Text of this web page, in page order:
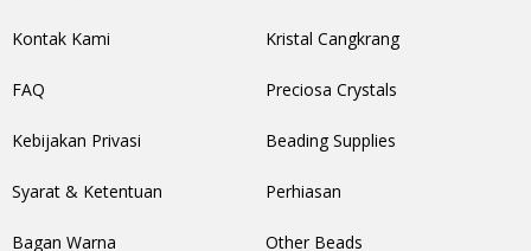
Kontak Kami
FAQ
Kebijakan Privasi
Syarat & Ketentuan
Bagan Warna
Kristal Cangkrang
Preciosa Crystals
Beading Supplies
Perhiasan
Other Beads